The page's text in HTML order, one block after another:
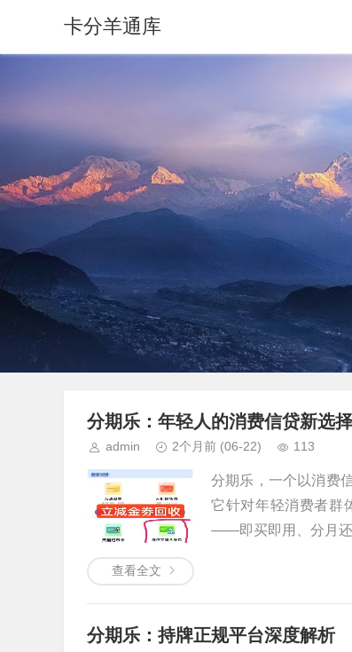
卡分羊通库
分期乐：年轻人的消费信贷新选择
admin 2个月前 (06-22) 113
分期乐，一个以消费
它针对年轻消费者群
——即买即用、分月还
查看全文
分期乐：持牌正规平台深度解析